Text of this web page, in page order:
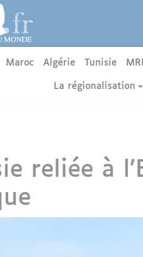
Maroc Algérie Tunisie
La régionalisation
reliée à